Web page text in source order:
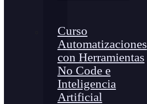
Curso
Automatizaciones
con Herramientas
No Code e
Inteligencia
Artificial